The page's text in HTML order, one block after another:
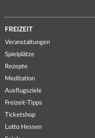
FREIZEIT
Veranstaltungen
Spielplätze
Rezepte
Meditation
Ausflugsziele
Freizeit-Tipps
Ticketshop
Lotto Hessen